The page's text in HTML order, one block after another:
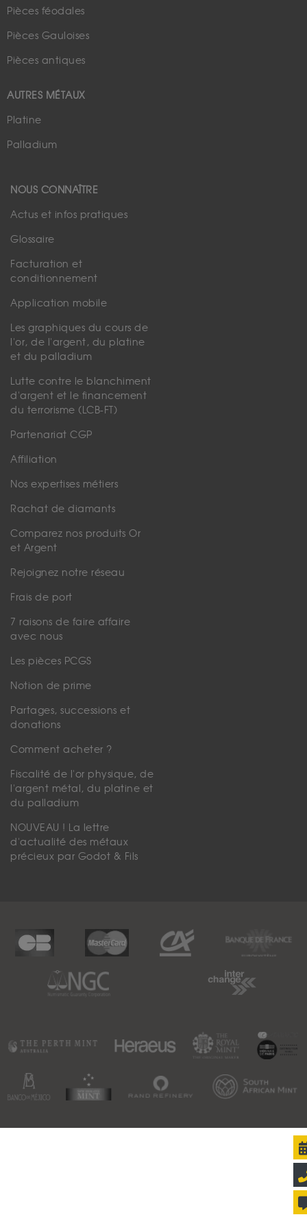
Pièces féodales
Pièces Gauloises
Pièces antiques
AUTRES MÉTAUX
Platine
Palladium
NOUS CONNAÎTRE
Actus et infos pratiques
Glossaire
Facturation et
conditionnement
Application mobile
Les graphiques du cours de
l'or, de l'argent, du platine
et du palladium
Lutte contre le blanchiment
d'argent et le financement
du terrorisme (LCB-FT)
Partenariat CGP
Affiliation
Nos expertises métiers
Rachat de diamants
Comparez nos produits Or
et Argent
Rejoignez notre réseau
Frais de port
7 raisons de faire affaire
avec nous
Les pièces PCGS
Notion de prime
Partages, successions et
donations
Comment acheter ?
Fiscalité de l'or physique, de
l'argent métal, du platine et
du palladium
NOUVEAU ! La lettre
d'actualité des métaux
précieux par Godot & Fils